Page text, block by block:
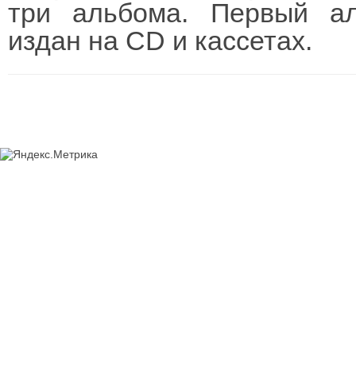
три альбома. Первый
издан на CD и кассетах.